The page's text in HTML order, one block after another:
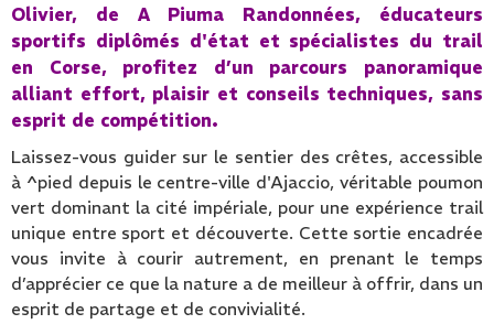
Olivier, de A Piuma Randonnées, éducateurs
sportifs diplômés d'état et spécialistes du trail
en Corse, profitez d’un parcours panoramique
alliant effort, plaisir et conseils techniques, sans
esprit de compétition.
Laissez-vous guider sur le sentier des crêtes, accessible
à ^pied depuis le centre-ville d'Ajaccio, véritable poumon
vert dominant la cité impériale, pour une expérience trail
unique entre sport et découverte. Cette sortie encadrée
vous invite à courir autrement, en prenant le temps
d’apprécier ce que la nature a de meilleur à offrir, dans un
esprit de partage et de convivialité.